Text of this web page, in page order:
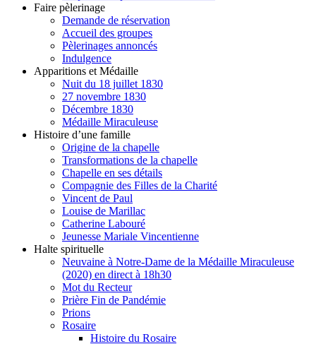
Faire pèlerinage
Demande de réservation
Accueil des groupes
Pèlerinages annoncés
Indulgence
Apparitions et Médaille
Nuit du 18 juillet 1830
27 novembre 1830
Décembre 1830
Médaille Miraculeuse
Histoire d’une famille
Origine de la chapelle
Transformations de la chapelle
Chapelle en ses détails
Compagnie des Filles de la Charité
Vincent de Paul
Louise de Marillac
Catherine Labouré
Jeunesse Mariale Vincentienne
Halte spirituelle
Neuvaine à Notre-Dame de la Médaille Miraculeuse
(2020) en direct à 18h30
Mot du Recteur
Prière Fin de Pandémie
Prions
Rosaire
Histoire du Rosaire